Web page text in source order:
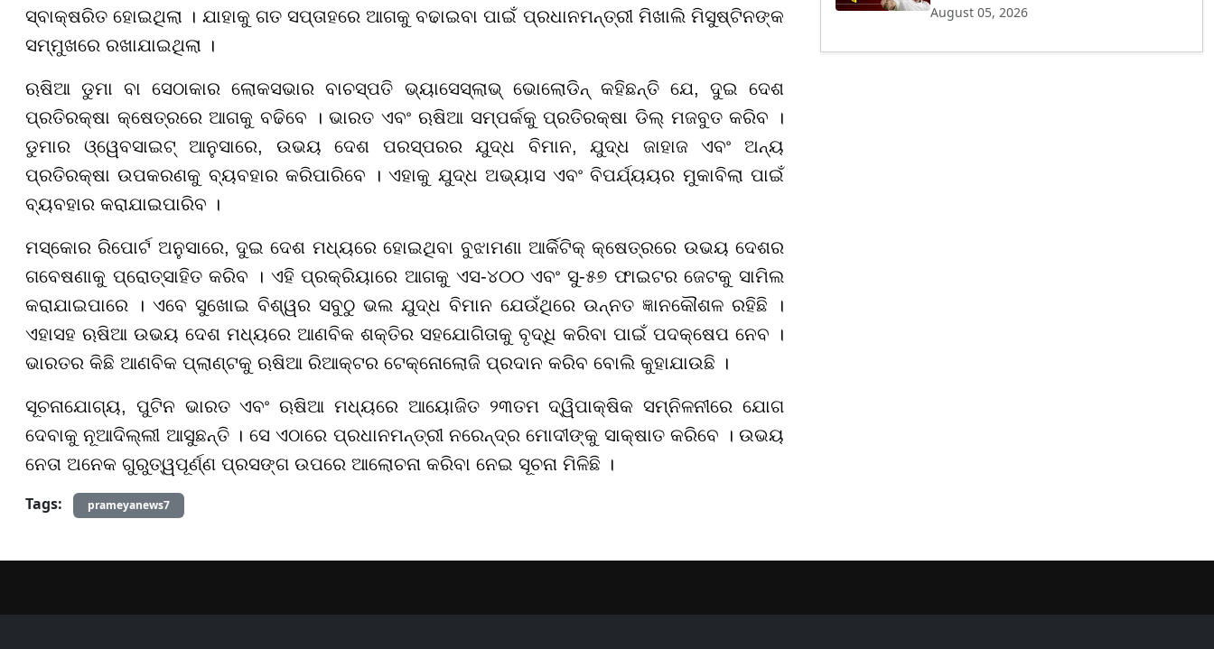
ସ୍ବାକ୍ଷରିତ ହୋଇଥିଲା । ଯାହାକୁ ଗତ ସପ୍ତାହରେ ଆଗକୁ ବଢାଇବା ପାଇଁ ପ୍ରଧାନମନ୍ତ୍ରୀ ମିଖାଲି ମିସୁଷ୍ଟିନଙ୍କ
ସମ୍ମୁଖରେ ରଖାଯାଇଥିଲା ।
ଋଷିଆ ଡୁମା ବା ସେଠାକାର ଲୋକସଭାର ବାଚସ୍ପତି ଭ୍ୟାସେସ୍ଲାଭ୍ ଭୋଲୋଡିନ୍ କହିଛନ୍ତି ଯେ, ଦୁଇ ଦେଶ
ପ୍ରତିରକ୍ଷା କ୍ଷେତ୍ରରେ ଆଗକୁ ବଢିବେ । ଭାରତ ଏବଂ ଋଷିଆ ସମ୍ପର୍କକୁ ପ୍ରତିରକ୍ଷା ଡିଲ୍ ମଜବୁତ କରିବ ।
ଡୁମାର ଓ୍ୱେବସାଇଟ୍ ଆନୁସାରେ, ଉଭୟ ଦେଶ ପରସ୍ପରର ଯୁଦ୍ଧ ବିମାନ, ଯୁଦ୍ଧ ଜାହାଜ ଏବଂ ଅନ୍ୟ
ପ୍ରତିରକ୍ଷା ଉପକରଣକୁ ବ୍ୟବହାର କରିପାରିବେ । ଏହାକୁ ଯୁଦ୍ଧ ଅଭ୍ୟାସ ଏବଂ ବିପର୍ଯ୍ୟୟର ମୁକାବିଲା ପାଇଁ
ବ୍ୟବହାର କରାଯାଇପାରିବ ।
ମସ୍କୋର ରିପୋର୍ଟ ଅନୁସାରେ, ଦୁଇ ଦେଶ ମଧ୍ୟରେ ହୋଇଥିବା ବୁଝାମଣା ଆର୍କିଟିକ୍ କ୍ଷେତ୍ରରେ ଉଭୟ ଦେଶର
ଗବେଷଣାକୁ ପ୍ରୋତ୍ସାହିତ କରିବ । ଏହି ପ୍ରକ୍ରିୟାରେ ଆଗକୁ ଏସ-୪୦୦ ଏବଂ ସୁ-୫୭ ଫାଇଟର ଜେଟକୁ ସାମିଲ
କରାଯାଇପାରେ । ଏବେ ସୁଖୋଇ ବିଶ୍ୱର ସବୁଠୁ ଭଲ ଯୁଦ୍ଧ ବିମାନ ଯେଉଁଥିରେ ଉନ୍ନତ ଜ୍ଞାନକୌଶଳ ରହିଛି ।
ଏହାସହ ଋଷିଆ ଉଭୟ ଦେଶ ମଧ୍ୟରେ ଆଣବିକ ଶକ୍ତିର ସହଯୋଗିତାକୁ ବୃଦ୍ଧି କରିବା ପାଇଁ ପଦକ୍ଷେପ ନେବ ।
ଭାରତର କିଛି ଆଣବିକ ପ୍ଲାଣ୍ଟକୁ ଋଷିଆ ରିଆକ୍ଟର ଟେକ୍ନୋଲୋଜି ପ୍ରଦାନ କରିବ ବୋଲି କୁହାଯାଉଛି ।
ସୂଚନାଯୋଗ୍ୟ, ପୁଟିନ ଭାରତ ଏବଂ ଋଷିଆ ମଧ୍ୟରେ ଆୟୋଜିତ ୨୩ତମ ଦ୍ୱିପାକ୍ଷିକ ସମ୍ନିଳନୀରେ ଯୋଗ
ଦେବାକୁ ନୂଆଦିଲ୍ଲୀ ଆସୁଛନ୍ତି । ସେ ଏଠାରେ ପ୍ରଧାନମନ୍ତ୍ରୀ ନରେନ୍ଦ୍ର ମୋଦୀଙ୍କୁ ସାକ୍ଷାତ କରିବେ । ଉଭୟ
ନେତା ଅନେକ ଗୁରୁତ୍ୱପୂର୍ଣ୍ଣ ପ୍ରସଙ୍ଗ ଉପରେ ଆଲୋଚନା କରିବା ନେଇ ସୂଚନା ମିଳିଛି ।
Tags:
prameyanews7
August 05, 2026